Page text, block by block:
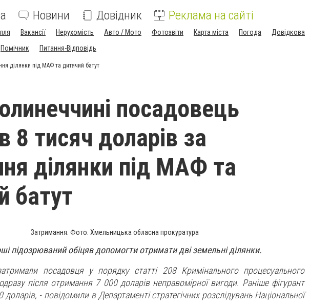
Новини Довідник Реклама на сайті
Вакансії Нерухомість Авто / Мото Фотозвіти Карта міста Погода
Довідкова
Помічник Питання-Відповідь
ділянки під МАФ та дитячий батут
посадовець
8 тисяч доларів за
ділянки під МАФ та
батут
Затримання. Фото: Хмельницька обласна прокуратура
підозрюваний обіцяв допомогти отримати дві земельні ділянки.
посадовця у порядку статті 208 Кримінального процесуального
після отримання 7 000 доларів неправомірної вигоди. Раніше фігурант
- повідомили в Департаменті стратегічних розслідувань Національної